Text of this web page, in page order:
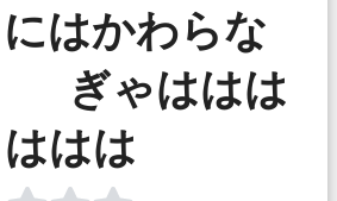
はかわらな
ゃははは
ははは